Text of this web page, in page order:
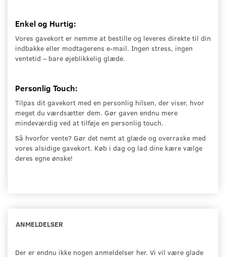
Enkel og Hurtig:
Vores gavekort er nemme at bestille og leveres direkte til din
indbakke eller modtagerens e-mail. Ingen stress, ingen
ventetid – bare øjeblikkelig glæde.
Personlig Touch:
Tilpas dit gavekort med en personlig hilsen, der viser, hvor
meget du værdsætter dem. Gør gaven endnu mere
mindeværdig ved at tilføje en personlig touch.
Så hvorfor vente? Gør det nemt at glæde og overraske med
vores alsidige gavekort. Køb i dag og lad dine kære vælge
deres egne ønske!
ANMELDELSER
Der er endnu ikke nogen anmeldelser her. Vi vil være glade